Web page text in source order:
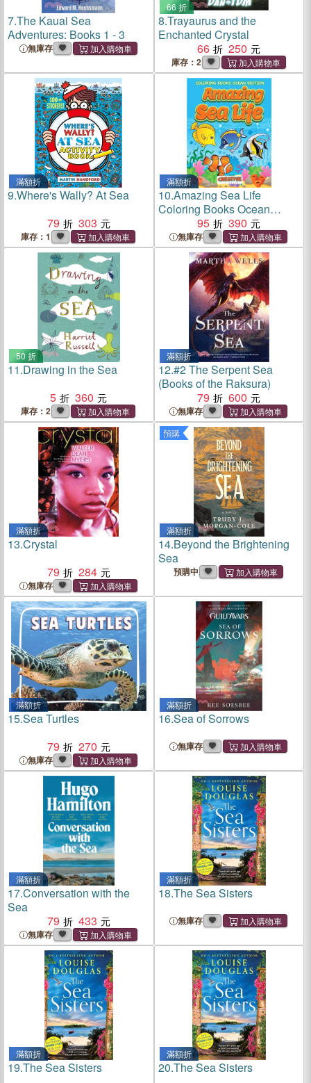
7.The Kauai Sea
Adventures: Books 1 - 3
無庫存
66 折
8.Trayaurus and the
Enchanted Crystal
66
250
庫存：2
滿額折
9.Where's Wally? At Sea
79
303
庫存：1
滿額折
10.Amazing Sea Life
Coloring Books Ocean
95 390
無庫存
50 折
11.Drawing in the Sea
5
360
庫存：2
滿額折
12.#2 The Serpent Sea
(Books of the Raksura)
79
600
無庫存
滿額折
13.Crystal
79
284
無庫存
預購
滿額折
14.Beyond the Brightening
Sea
預購中
滿額折
15.Sea Turtles
79
270
無庫存
滿額折
16.Sea of Sorrows
無庫存
滿額折
17.Conversation with the
Sea
79
433
無庫存
滿額折
18.The Sea Sisters
無庫存
滿額折
19.The Sea Sisters
滿額折
20.The Sea Sisters